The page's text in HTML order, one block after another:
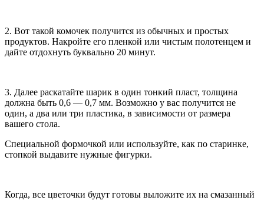
2. Вот такой комочек получится из обычных и простых
продуктов. Накройте его пленкой или чистым полотенцем и
дайте отдохнуть буквально 20 минут.
3. Далее раскатайте шарик в один тонкий пласт, толщина
должна быть 0,6 — 0,7 мм. Возможно у вас получится не
один, а два или три пластика, в зависимости от размера
вашего стола.
Специальной формочкой или используйте, как по старинке,
стопкой выдавите нужные фигурки.
Когда, все цветочки будут готовы выложите их на смазанный